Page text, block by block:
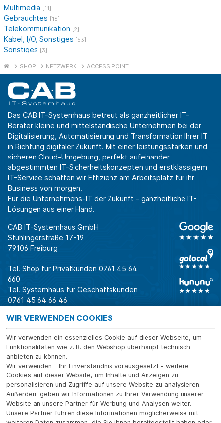
Multimedia [11]
Gebrauchtes [16]
Telekommunikation [2]
Kabel, I/O, Sonstiges [53]
Sonstiges [3]
SHOP NETZWERK ACCESS POINT
Das CAB IT-Systemhaus betreut als ganzheitlicher IT-
Berater kleine und mittelständische Unternehmen bei der
Digitalisierung, Automatisierung und Transformation Ihrer IT
in Richtung digitaler Zukunft. Mit einer leistungsstarken und
sicheren Cloud-Umgebung, perfekt aufeinander
abgestimmten IT-Sicherheitskonzepten und erstklassigem
IT-Service schaffen wir Effizienz am Arbeitsplatz für ihr
Business von morgen.
Für die Unternehmens-IT der Zukunft - ganzheitliche IT-
Lösungen aus einer Hand.
CAB IT-Systemhaus GmbH
Stühlingerstraße 17-19
79106 Freiburg
Tel. Shop für Privatkunden 0761 45 64
660
Tel. Systemhaus für Geschäftskunden
0761 45 64 66 46
Warum CAB
Für Business-
Entscheider
Für IT-Leiter
Für Privatkunden
Erfolgsgeschichte
n
Branchen
IT für
IT-Security
IT-Infrastruktur
Softwarelösungen
WLAN-Lösungen
IT-Beratung und
Service
Reparatur
Versand- und
Zahlarten
Rücksendung und
Widerruf
Über CAB Kontakt IMPRESSUM
WIR VERWENDEN COOKIES
Wir verwenden ein essenzielles Cookie auf dieser Webseite, um
Funktionalitäten wie z. B. den Webshop überhaupt technisch
anbieten zu können.
Wir verwenden - Ihr Einverständnis vorausgesetzt - weitere
Cookies auf dieser Website, um Inhalte und Anzeigen zu
personalisieren und Zugriffe auf unsere Website zu analysieren.
Außerdem geben wir Informationen zu Ihrer Verwendung unserer
Website an unsere Partner für Werbung und Analysen weiter.
Unsere Partner führen diese Informationen möglicherweise mit